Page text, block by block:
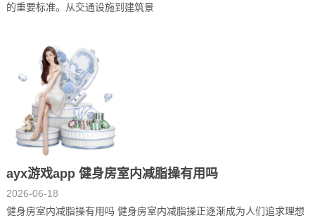
的重要标准。从交通设施到建筑景
ayx游戏app 健身房室内减脂操有用吗
2026-06-18
健身房室内减脂操有用吗 健身房室内减脂操正逐渐成为人们追求理想